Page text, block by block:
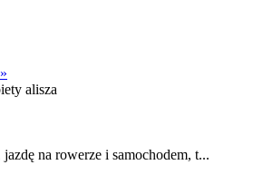
na rowerze i samochodem, t...